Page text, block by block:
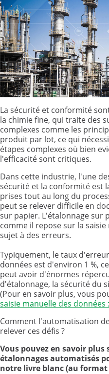
La sécurité et conformité
la chimie fine, qui traite des
complexes comme les
produit par lot, ce qui
étapes complexes où bien
l'efficacité sont critiques.
Dans cette industrie, l'une
sécurité et la conformité est
prises tout au long du
peut se relever difficile en
sur papier. L'étalonnage sur
comme il repose sur la
sujet à des erreurs.
Typiquement, le taux
données est d'environ 1 %,
peut avoir d'énormes
d'étalonnage, la sécurité du
(Pour en savoir plus, vous
saisie manuelle des
Comment l'automatisation
relever ces défis ?
Vous pouvez en savoir plus
étalonnages automatisés
notre livre blanc (au format